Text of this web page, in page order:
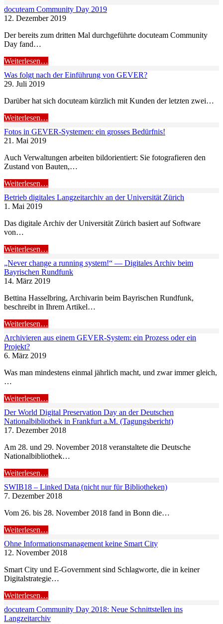
docuteam Community Day 2019
12. Dezember 2019
Der bereits zum dritten Mal durchgeführte docuteam Community
Day fand…
Weiterlesen…
Was folgt nach der Einführung von GEVER?
29. Juli 2019
Darüber hat sich docuteam kürzlich mit Kunden der letzten zwei…
Weiterlesen…
Fotos in GEVER-Systemen: ein grosses Bedürfnis!
21. Mai 2019
Auch Verwaltungen arbeiten bildorientiert: Sie fotografieren den
Zustand von Bauten,…
Weiterlesen…
Betrieb digitales Langzeitarchiv an der Universität Zürich
1. Mai 2019
Das digitale Archiv der Universität Zürich basiert auf Software
von…
Weiterlesen…
„Never change a running system!“ — Digitales Archiv beim
Bayrischen Rundfunk
14. März 2019
Bettina Hasselbring, Archivarin beim Bayrischen Rundfunk,
beschreibt in Ihrem Artikel…
Weiterlesen…
Archivieren aus einem GEVER-System: ein Prozess oder ein
Projekt?
6. März 2019
Was man mindestens einmal jährlich macht, und zwar immer gleich,
…
Weiterlesen…
Der World Digital Preservation Day an der Deutschen
Nationalbibliothek in Frankfurt a.M. (Tagungsbericht)
17. Dezember 2018
Am 28. und 29. November 2018 veranstaltete die Deutsche
Nationalbibliothek…
Weiterlesen…
SWIB18 – Linked Data (nicht nur für Bibliotheken)
7. Dezember 2018
Vom 26. bis 28. November 2018 fand in Bonn die…
Weiterlesen…
Ohne Informationsmanagement keine Smart City
12. November 2018
Smart City und E-Government sind Schlagworte, die in keiner
Digitalstrategie…
Weiterlesen…
docuteam Community Day 2018: Neue Schnittstellen ins
Langzeitarchiv